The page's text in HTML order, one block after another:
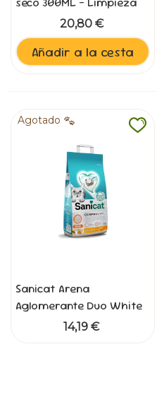
Rapida sin Agua
20,80 €
Añadir a la cesta
Agotado
Sanicat Arena
Aglomerante Duo White
Vainilla-Mandarina 10L
14,19 €